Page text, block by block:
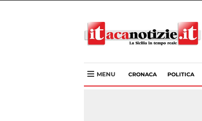
MENU CRONACA POLITICA